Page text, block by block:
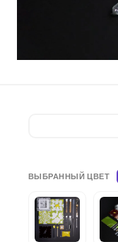
ВЫБРАННЫЙ ЦВЕТ